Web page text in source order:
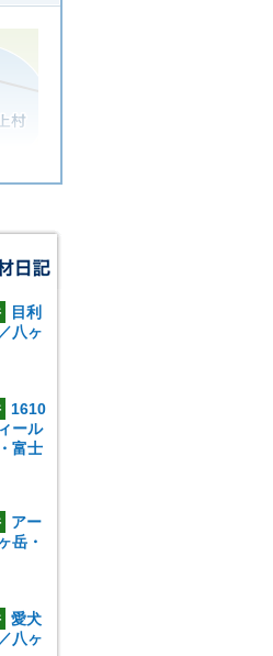
目利
八ヶ
1610
ール
富士
アー
岳・
愛犬
八ヶ